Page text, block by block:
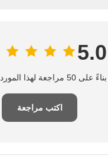
5.0
بناءً على 50 مراجعة لهذا المورد
اكتب مراجعة